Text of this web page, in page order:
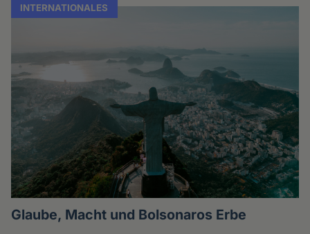
INTERNATIONALES
Glaube, Macht und Bolsonaros Erbe